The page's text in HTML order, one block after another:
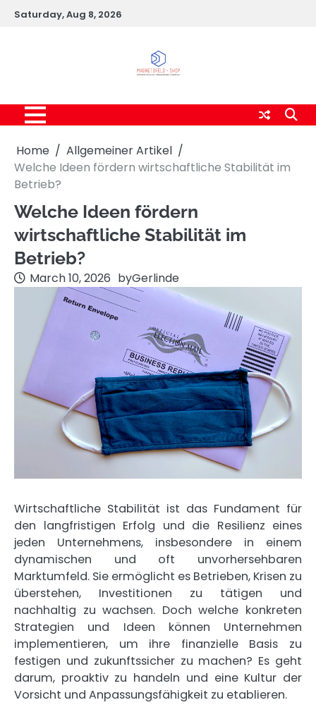
SkipSaturday, Aug 8, 2026
Home
Allgemeiner Artikel
Welche Ideen fördern wirtschaftliche Stabilität im
Betrieb?
Welche Ideen fördern
wirtschaftliche Stabilität im
Betrieb?
March 10, 2026 byGerlinde
Wirtschaftliche Stabilität ist das Fundament für
den langfristigen Erfolg und die Resilienz eines
jeden Unternehmens, insbesondere in einem
dynamischen und oft unvorhersehbaren
Marktumfeld. Sie ermöglicht es Betrieben, Krisen zu
überstehen, Investitionen zu tätigen und
nachhaltig zu wachsen. Doch welche konkreten
Strategien und Ideen können Unternehmen
implementieren, um ihre finanzielle Basis zu
festigen und zukunftssicher zu machen? Es geht
darum, proaktiv zu handeln und eine Kultur der
Vorsicht und Anpassungsfähigkeit zu etablieren.